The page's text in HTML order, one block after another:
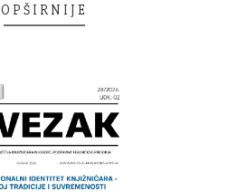
OPŠIRNIJE